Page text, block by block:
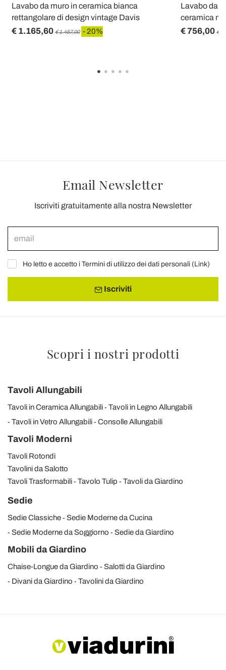
Lavabo da muro in ceramica bianca
rettangolare di design vintage Davis
€ 1.165,60 € 1.457,00 - 20%
Lavabo da
ceramica
€ 756,00 €
Email Newsletter
Iscriviti gratuitamente alla nostra Newsletter
Ho letto e accetto i Termini di utilizzo dei dati personali (Link)
Iscriviti
Scopri i nostri prodotti
Tavoli Allungabili
Tavoli in Ceramica Allungabili
Tavoli in Legno Allungabili
Tavoli in Vetro Allungabili
Consolle Allungabili
Tavoli Moderni
Tavoli Rotondi
Tavolini da Salotto
Tavoli Trasformabili
Tavolo Tulip Tavoli da Giardino
Sedie
Sedie Classiche
Sedie Moderne da Cucina
Sedie Moderne da Soggiorno
Sedie da Giardino
Mobili da Giardino
Chaise-Longue da Giardino
Salotti da Giardino
Divani da Giardino
Tavolini da Giardino